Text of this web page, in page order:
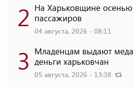
2 На Харьковщине осенью
пассажиров
04 августа, 2026 - 08:11
3 Младенцам выдают
деньги харьковчан
05 августа, 2026 - 13:38